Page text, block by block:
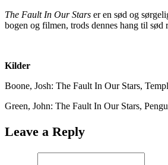
The Fault In Our Stars er en sød og
bogen og filmen, trods dennes hang til
Kilder
Boone, Josh: The Fault In Our Stars,
Green, John: The Fault In Our Stars,
Leave a Reply